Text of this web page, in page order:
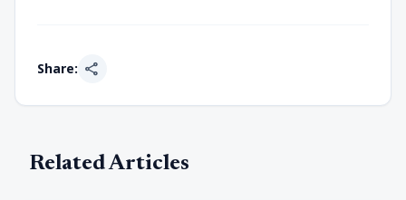
Share: share
Related Articles